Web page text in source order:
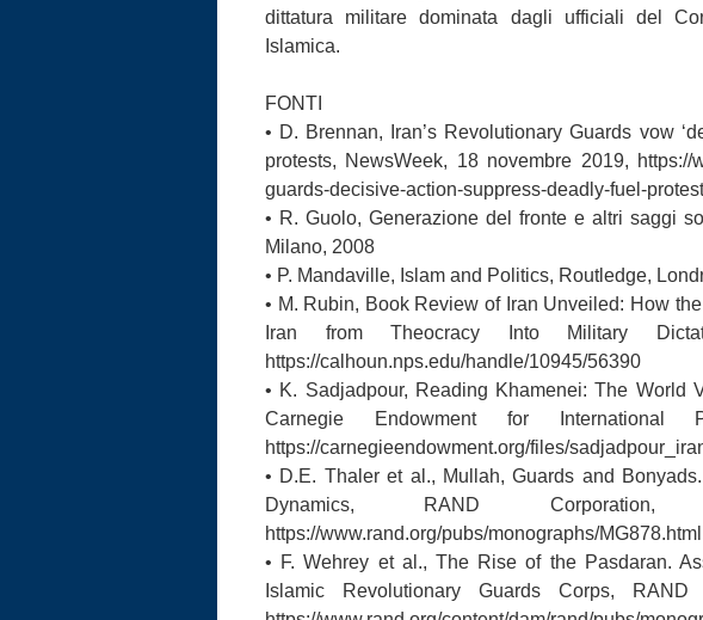
dittatura militare dominata dagli ufficiali del
Islamica.
FONTI
• D. Brennan, Iran’s Revolutionary Guards vow
protests, NewsWeek, 18 novembre 2019, https://
guards-decisive-action-suppress-deadly-fuel-
• R. Guolo, Generazione del fronte e altri saggi
Milano, 2008
• P. Mandaville, Islam and Politics, Routledge,
• M. Rubin, Book Review of Iran Unveiled: How
Iran from Theocracy Into Military
https://calhoun.nps.edu/handle/10945/56390
• K. Sadjadpour, Reading Khamenei: The World
Carnegie Endowment for International
https://carnegieendowment.org/files/
• D.E. Thaler et al., Mullah, Guards and
Dynamics, RAND
https://www.rand.org/pubs/monographs/MG878.html
• F. Wehrey et al., The Rise of the Pasdaran.
Islamic Revolutionary Guards Corps,